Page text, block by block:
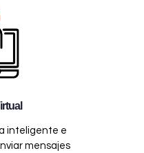
inteligente e
mensajes